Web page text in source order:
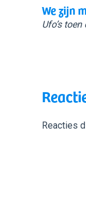
We zijn
Ufo’s toen
Reacties